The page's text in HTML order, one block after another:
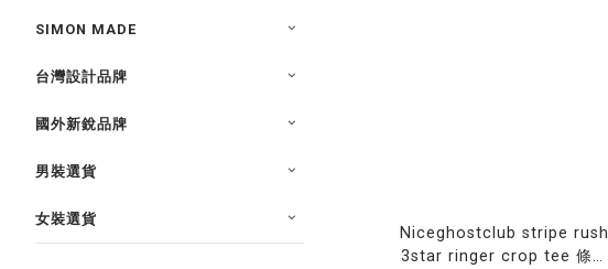
SIMON MADE
台灣設計品牌
國外新銳品牌
男裝選貨
女裝選貨
Niceghostclub stripe rush
3star ringer crop tee 條紋